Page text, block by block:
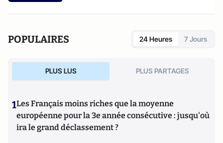
POPULAIRES 24 Heures 7 Jours
PLUS LUS PLUS PARTAGES
1Les Français moins riches que la moyenne
européenne pour la 3e année consécutive : jusqu'où
ira le grand déclassement ?